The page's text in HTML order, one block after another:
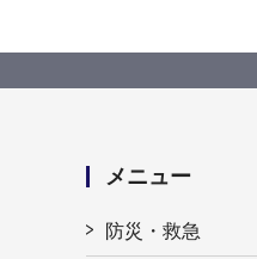
メニュー
防災・救急